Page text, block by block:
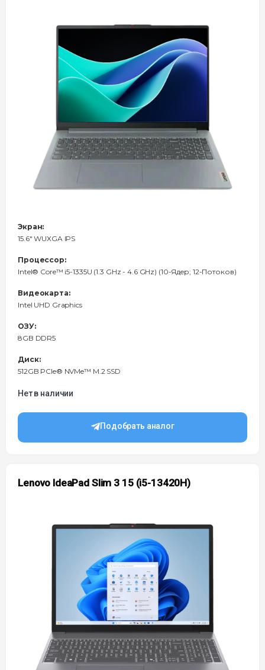
Экран:
15.6" WUXGA IPS
Процессор:
Intel® Core™ i5-1335U (1.3 GHz - 4.6 GHz) (10-Ядeр; 12-Потоков)
Видеокарта:
Intel UHD Graphics
ОЗУ:
8GB DDR5
Диск:
512GB PCIe® NVMe™ M.2 SSD
Нет в наличии
Подобрать аналог
Lenovo IdeaPad Slim 3 15 (i5-13420H)